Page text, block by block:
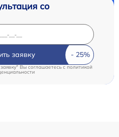
со
заявку
Вы соглашаетесь c политикой